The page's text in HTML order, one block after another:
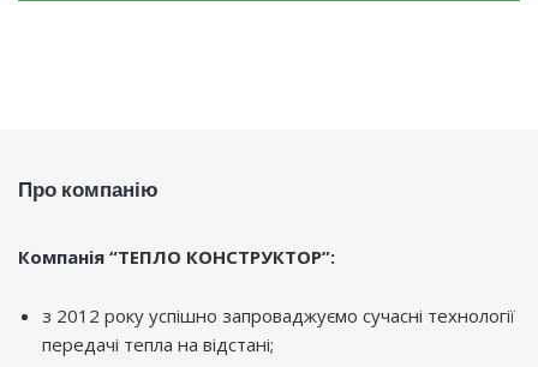
Про компанію
Компанія “ТЕПЛО КОНСТРУКТОР”:
з 2012 року успішно запроваджуємо сучасні технології
передачі тепла на відстані;